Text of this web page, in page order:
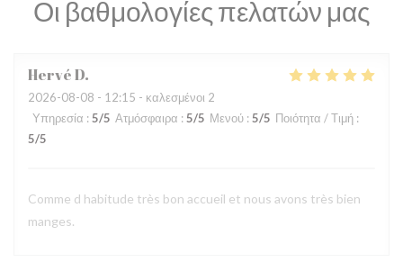
Οι βαθμολογίες πελατών μας
HervéD
2026-08-08 - 12:15 - καλεσμένοι 2
Υπηρεσία : 5/5 Ατμόσφαιρα : 5/5 Μενού : 5/5 Ποιότητα / Τιμή :
5/5
Comme d habitude très bon accueil et nous avons très bien
manges.